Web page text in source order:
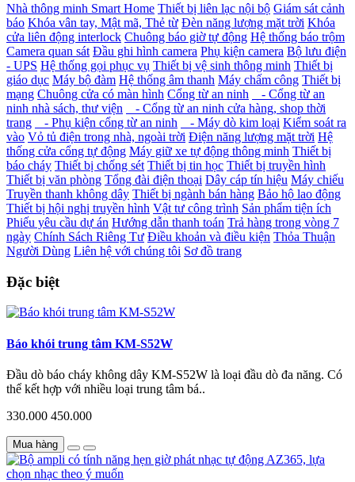
Nhà thông minh Smart Home Thiết bị liên lạc nội bộ Giám sát cảnh
báo Khóa vân tay, Mật mã, Thẻ từ Đèn năng lượng mặt trời Khóa
cửa liên động interlock Chuông báo giờ tự động Hệ thống báo trộm
Camera quan sát Đầu ghi hình camera Phụ kiện camera Bộ lưu điện
- UPS Hệ thống gọi phục vụ Thiết bị vệ sinh thông minh Thiết bị
giáo dục Máy bộ đàm Hệ thống âm thanh Máy chấm công Thiết bị
mạng Chuông cửa có màn hình Cổng từ an ninh
- Cổng từ an
ninh nhà sách, thư viện
- Cổng từ an ninh cửa hàng, shop thời
trang
- Phụ kiện cổng từ an ninh - Máy dò kim loại Kiểm soát ra
vào Vỏ tủ điện trong nhà, ngoài trời Điện năng lượng mặt trời Hệ
thống cửa cổng tự động Máy giữ xe tự động thông minh Thiết bị
báo cháy Thiết bị chống sét Thiết bị tin học Thiết bị truyền hình
Thiết bị văn phòng Tổng đài điện thoại Dây cáp tín hiệu Máy chiếu
Truyền thanh không dây Thiết bị ngành bán hàng Bảo hộ lao động
Thiết bị hội nghị truyền hình Vật tư công trình Sản phẩm tiện ích
Phiếu yêu cầu dự án Hướng dẫn thanh toán Trả hàng trong vòng 7
ngày Chính Sách Riêng Tư Điều khoản và điều kiện Thỏa Thuận
Người Dùng Liên hệ với chúng tôi Sơ đồ trang
Đặc biệt
Báo khói trung tâm KM-S52W
Đầu dò báo cháy không dây KM-S52W là loại đầu dò đa năng. Có
thể kết hợp với nhiều loại trung tâm bá..
330.000 450.000
Mua hàng